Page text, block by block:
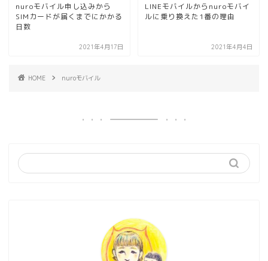
nuroモバイル申し込みから
SIMカードが届くまでにかかる
日数
2021年4月17日
LINEモバイルからnuroモバイ
ルに乗り換えた1番の理由
2021年4月4日
HOME nuroモバイル